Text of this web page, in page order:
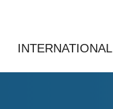
INTERNATIONAL